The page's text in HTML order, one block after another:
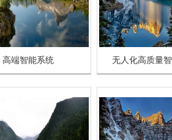
高端智能系统 无人化高质量